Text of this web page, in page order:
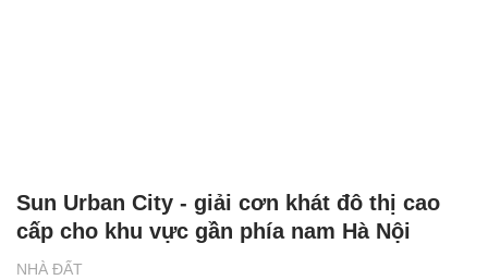
NHÀ ĐẤT
Sun Urban City - giải cơn khát đô thị cao
cấp cho khu vực gần phía nam Hà Nội